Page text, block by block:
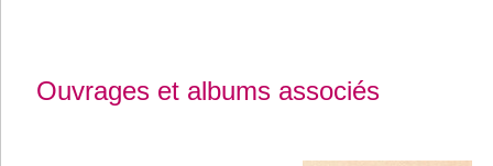
Ouvrages et albums associés